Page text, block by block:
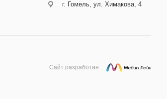
г. Гомель, ул. Химакова, 4
Сайт разработан